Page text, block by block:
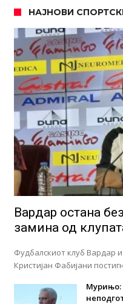
НАЈНОВИ
Вардар остана
замина од
Фудбалскиот клуб Вардар
Кристијан Фабијани
Мурињо: